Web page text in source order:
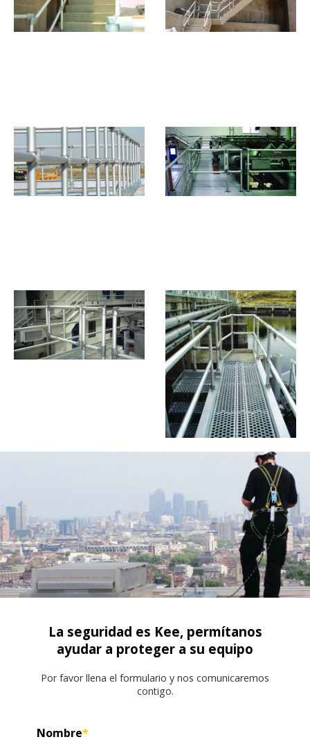
La seguridad es Kee, permítanos
ayudar a proteger a su equipo
Por favor llena el formulario y nos comunicaremos
contigo.
Nombre*